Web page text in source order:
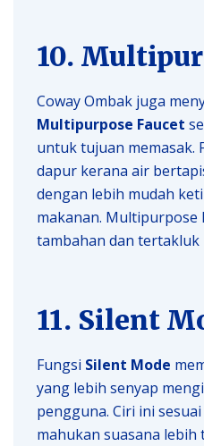
10.
Coway Ombak juga
Multipurpose Faucet
untuk tujuan memasak.
dapur kerana air
dengan lebih mudah
makanan. Multipurpose
tambahan dan tertakluk
11. Silent
Fungsi Silent Mode
yang lebih senyap
pengguna. Ciri ini
mahukan suasana